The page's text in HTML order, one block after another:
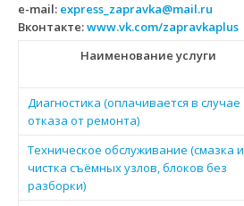
e-mail: express_zapravka@mail.ru
Вконтакте:www.vk.com/zapravkaplus
Наименование услуги
Диагностика (оплачивается в случае
отказа от ремонта)
Техническое обслуживание (смазка и
чистка съёмных узлов, блоков без
разборки)